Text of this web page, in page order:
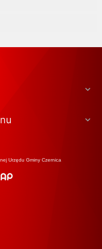
Urzędu Gminy Czernica